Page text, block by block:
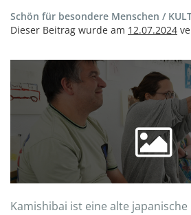
Schön für besondere Menschen /
Dieser Beitrag wurde am 12.07.2024
Kamishibai ist eine alte